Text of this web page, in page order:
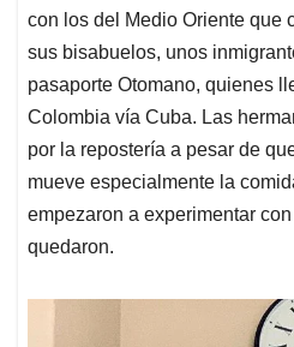
con los del Medio Oriente que
sus bisabuelos, unos
pasaporte Otomano, quienes
Colombia vía Cuba. Las
por la repostería a pesar de
mueve especialmente la
empezaron a experimentar
quedaron.